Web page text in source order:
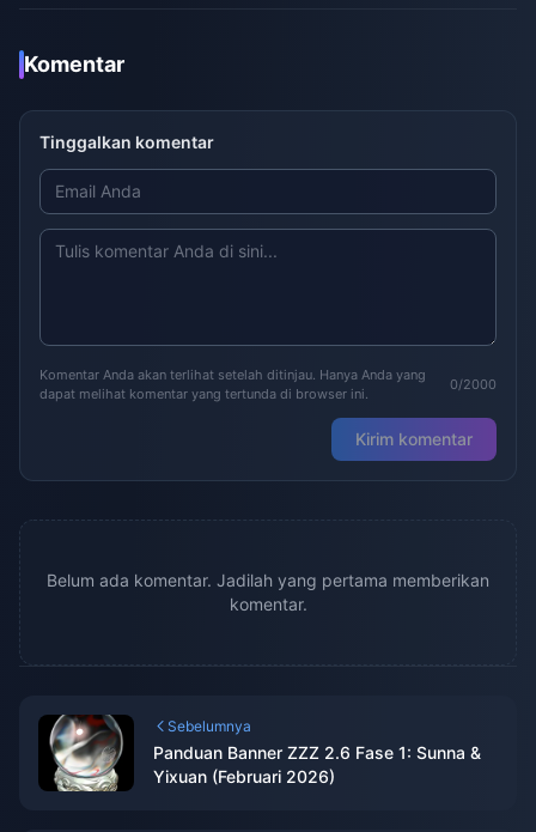
Komentar
Tinggalkan komentar
Komentar Anda akan terlihat setelah ditinjau. Hanya Anda yang
dapat melihat komentar yang tertunda di browser ini.
0/2000
Kirim komentar
Belum ada komentar. Jadilah yang pertama memberikan
komentar.
Sebelumnya
Panduan Banner ZZZ 2.6 Fase 1: Sunna &
Yixuan (Februari 2026)